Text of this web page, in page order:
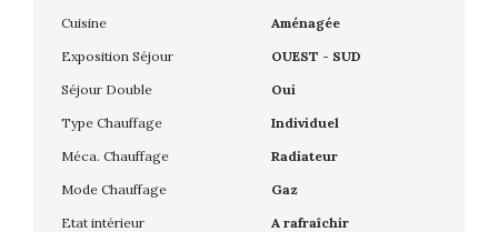
Cuisine
Aménagée
Exposition Séjour
OUEST - SUD
Séjour Double
Oui
Type Chauffage
Individuel
Méca. Chauffage
Radiateur
Mode Chauffage
Gaz
Etat intérieur
A rafraîchir